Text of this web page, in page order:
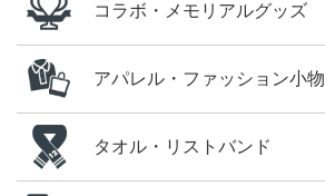
コラボ・メモリアルグッズ
アパレル・ファッション小物
タオル・リストバンド